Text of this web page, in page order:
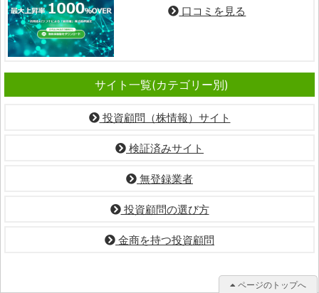
口コミを見る
サイト一覧(カテゴリー別)
投資顧問（株情報）サイト
検証済みサイト
無登録業者
投資顧問の選び方
金商を持つ投資顧問
ページのトップへ